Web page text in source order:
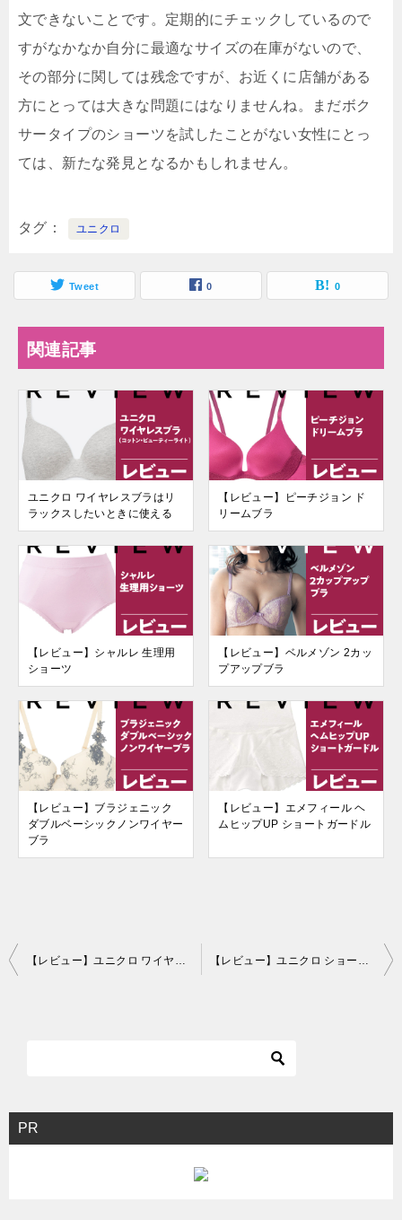
文できないことです。定期的にチェックしているので
すがなかなか自分に最適なサイズの在庫がないので、
その部分に関しては残念ですが、お近くに店舗がある
方にとっては大きな問題にはなりませんね。まだボク
サータイプのショーツを試したことがない女性にとっ
ては、新たな発見となるかもしれません。
タグ ユニクロ
Tweet 0 0
関連記事
ユニクロ ワイヤレスブラはリ
ラックスしたいときに使える
【レビュー】ピーチジョン ド
リームブラ
【レビュー】シャルレ 生理用
ショーツ
【レビュー】ベルメゾン 2カッ
プアップブラ
【レビュー】ブラジェニック
ダブルベーシックノンワイヤー
ブラ
【レビュー】エメフィール ヘ
ムヒップUP ショートガードル
投
シ
【レビュー】ユニクロ ワイヤレスブラ ビューティーライト 【レビュー】ユニクロ ショーツ ミニフラワージャストウェスト
PR